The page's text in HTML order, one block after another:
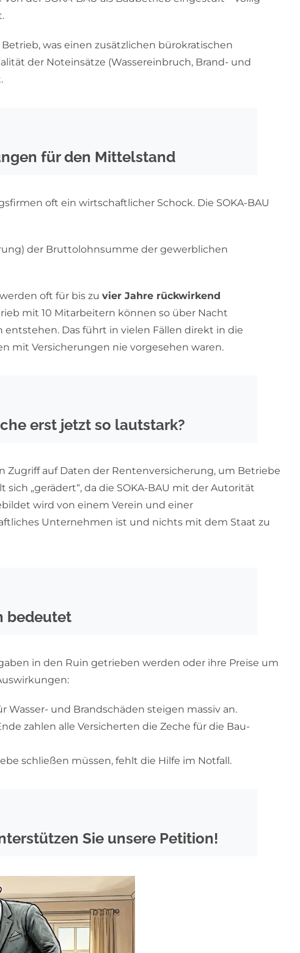
was einen zusätzlichen bürokratischen
der Noteinsätze (Wassereinbruch, Brand- und
für den Mittelstand
oft ein wirtschaftlicher Schock. Die SOKA-BAU
der Bruttolohnsumme der gewerblichen
werden oft für bis zu vier Jahre rückwirkend
mit 10 Mitarbeitern können so über Nacht
Das führt in vielen Fällen direkt in die
mit Versicherungen nie vorgesehen waren.
erst jetzt so lautstark?
Zugriff auf Daten der Rentenversicherung, um Betriebe
„gerädert“, da die SOKA-BAU mit der Autorität
wird von einem Verein und einer
Unternehmen ist und nichts mit dem Staat zu
bedeutet
in den Ruin getrieben werden oder ihre Preise um
Wasser- und Brandschäden steigen massiv an.
zahlen alle Versicherten die Zeche für die Bau-
schließen müssen, fehlt die Hilfe im Notfall.
Sie unsere Petition!